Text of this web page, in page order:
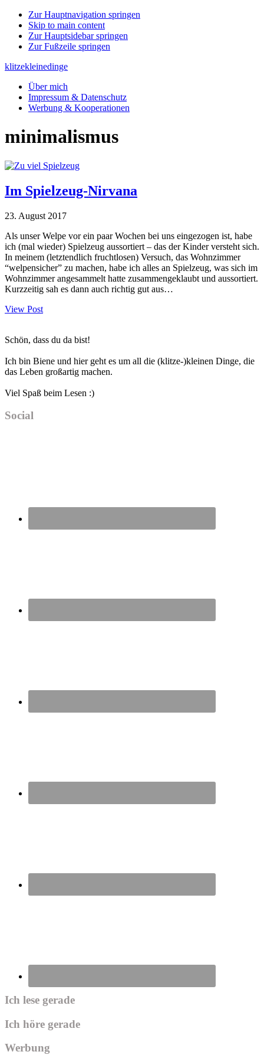
Zur Hauptnavigation springen
Skip to main content
Zur Hauptsidebar springen
Zur Fußzeile springen
klitzekleinedinge
Über mich
Impressum & Datenschutz
Werbung & Kooperationen
minimalismus
Im Spielzeug-Nirvana
23. August 2017
Als unser Welpe vor ein paar Wochen bei uns eingezogen ist, habe
ich (mal wieder) Spielzeug aussortiert – das der Kinder versteht sich.
In meinem (letztendlich fruchtlosen) Versuch, das Wohnzimmer
“welpensicher” zu machen, habe ich alles an Spielzeug, was sich im
Wohnzimmer angesammelt hatte zusammengeklaubt und aussortiert.
Kurzzeitig sah es dann auch richtig gut aus…
View Post
Sidebar
Schön, dass du da bist!
Ich bin Biene und hier geht es um all die (klitze-)kleinen Dinge, die
das Leben großartig machen.
Viel Spaß beim Lesen :)
Social
Ich lese gerade
Ich höre gerade
Werbung